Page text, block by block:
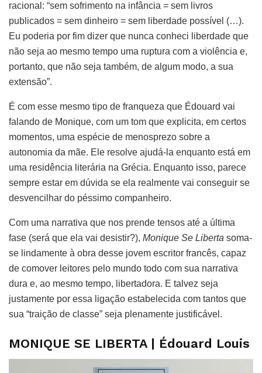
racional: “sem sofrimento na infância = sem livros
publicados = sem dinheiro = sem liberdade possível (…).
Eu poderia por fim dizer que nunca conheci liberdade que
não seja ao mesmo tempo uma ruptura com a violência e,
portanto, que não seja também, de algum modo, a sua
extensão”.
É com esse mesmo tipo de franqueza que Édouard vai
falando de Monique, com um tom que explicita, em certos
momentos, uma espécie de menosprezo sobre a
autonomia da mãe. Ele resolve ajudá-la enquanto está em
uma residência literária na Grécia. Enquanto isso, parece
sempre estar em dúvida se ela realmente vai conseguir se
desvencilhar do péssimo companheiro.
Com uma narrativa que nos prende tensos até a última
fase (será que ela vai desistir?), Monique Se Liberta soma-
se lindamente à obra desse jovem escritor francês, capaz
de comover leitores pelo mundo todo com sua narrativa
dura e, ao mesmo tempo, libertadora. E talvez seja
justamente por essa ligação estabelecida com tantos que
sua “traição de classe” seja plenamente justificável.
MONIQUE SE LIBERTA | Édouard Louis